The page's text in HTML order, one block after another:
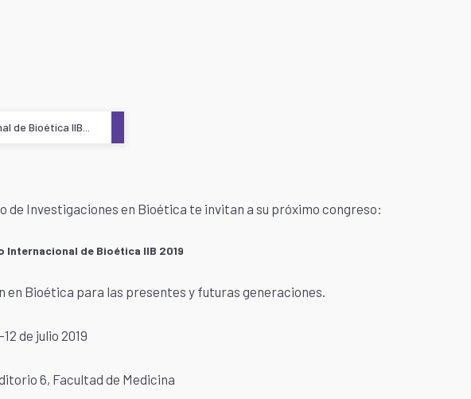
de Bioética IIB...
de Investigaciones en Bioética te invitan a su próximo congreso:
Internacional de Bioética IIB 2019
en Bioética para las presentes y futuras generaciones.
de julio 2019
6, Facultad de Medicina